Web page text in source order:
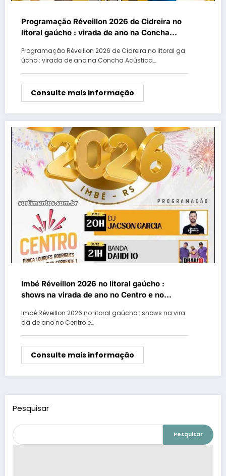
Programação Réveillon 2026 de Cidreira no
litoral gaúcho : virada de ano na Concha
Programação Réveillon 2026 de Cidreira no litoral ga
úcho : virada de ano na Concha Acústica…
Consulte mais informação
Imbé Réveillon 2026 no litoral gaúcho :
shows na virada de ano no Centro e no
Imbé Réveillon 2026 no litoral gaúcho : shows na vira
da de ano no Centro e…
Consulte mais informação
Pesquisar
Pesquisar